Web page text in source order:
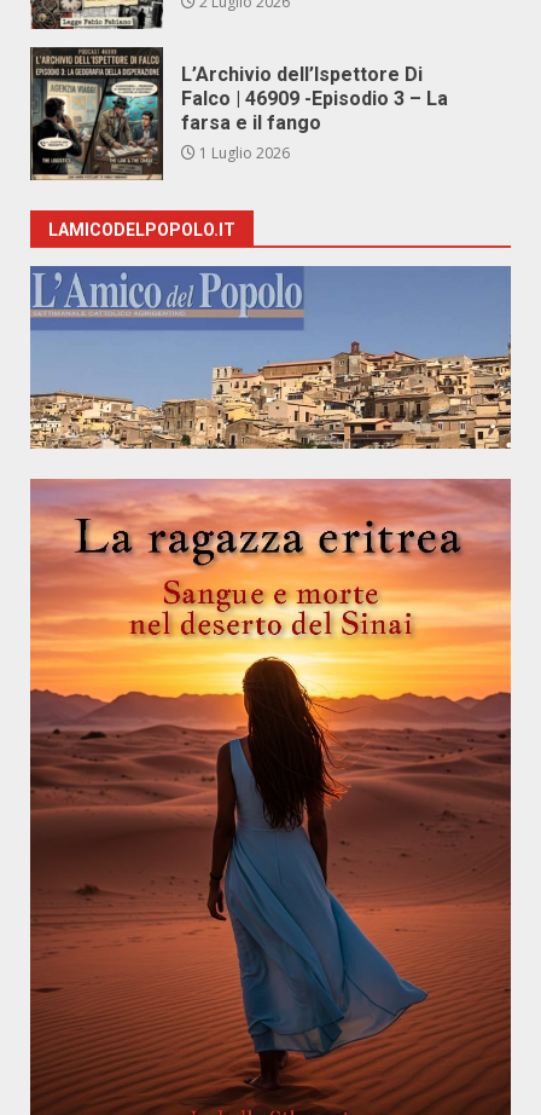
L’Archivio dell’Ispettore Di
Falco | 46909 -Episodio 3 – La
farsa e il fango
1 Luglio 2026
LAMICODELPOPOLO.IT